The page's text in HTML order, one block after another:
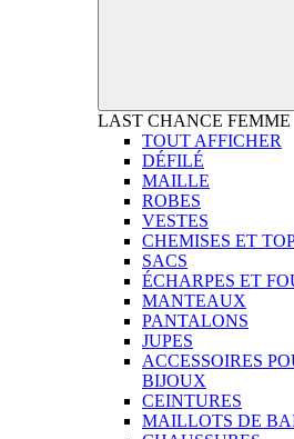
LAST CHANCE FEMME
TOUT AFFICHER
DÉFILÉ
MAILLE
ROBES
VESTES
CHEMISES ET
SACS
ÉCHARPES ET
MANTEAUX
PANTALONS
JUPES
ACCESSOIRES
BIJOUX
CEINTURES
MAILLOTS DE